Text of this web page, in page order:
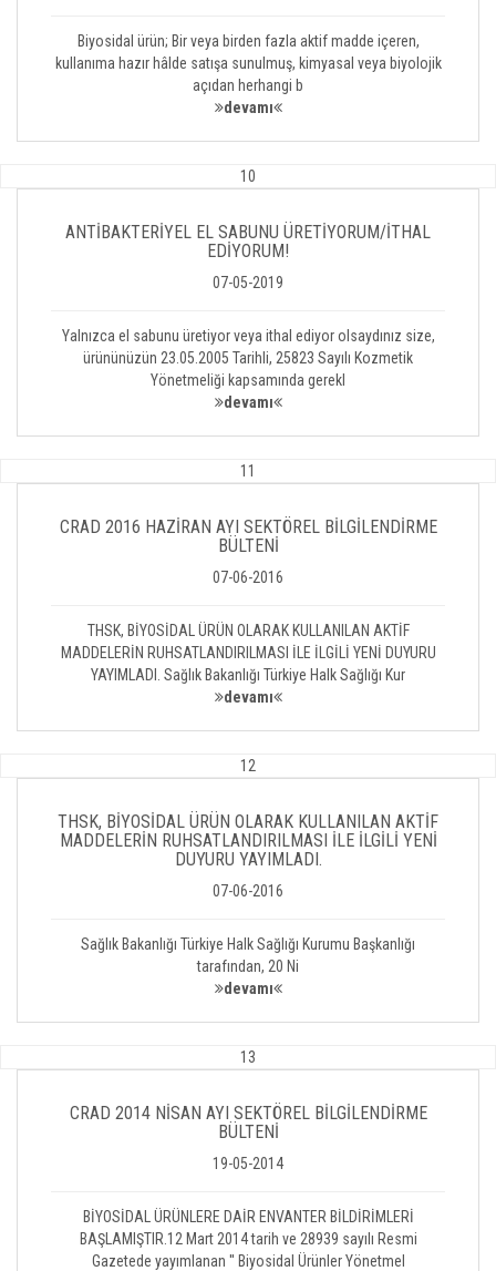
Biyosidal ürün; Bir veya birden fazla aktif madde içeren,
kullanıma hazır hâlde satışa sunulmuş, kimyasal veya biyolojik
açıdan herhangi b
devamı
10
ANTİBAKTERİYEL EL SABUNU ÜRETİYORUM/İTHAL
EDİYORUM!
07-05-2019
Yalnızca el sabunu üretiyor veya ithal ediyor olsaydınız size,
ürününüzün 23.05.2005 Tarihli, 25823 Sayılı Kozmetik
Yönetmeliği kapsamında gerekl
devamı
11
CRAD 2016 HAZİRAN AYI SEKTÖREL BİLGİLENDİRME
BÜLTENİ
07-06-2016
THSK, BİYOSİDAL ÜRÜN OLARAK KULLANILAN AKTİF
MADDELERİN RUHSATLANDIRILMASI İLE İLGİLİ YENİ DUYURU
YAYIMLADI. Sağlık Bakanlığı Türkiye Halk Sağlığı Kur
devamı
12
THSK, BİYOSİDAL ÜRÜN OLARAK KULLANILAN AKTİF
MADDELERİN RUHSATLANDIRILMASI İLE İLGİLİ YENİ
DUYURU YAYIMLADI.
07-06-2016
Sağlık Bakanlığı Türkiye Halk Sağlığı Kurumu Başkanlığı
tarafından, 20 Ni
devamı
13
CRAD 2014 NİSAN AYI SEKTÖREL BİLGİLENDİRME
BÜLTENİ
19-05-2014
BİYOSİDAL ÜRÜNLERE DAİR ENVANTER BİLDİRİMLERİ
BAŞLAMIŞTIR.12 Mart 2014 tarih ve 28939 sayılı Resmi
Gazetede yayımlanan '' Biyosidal Ürünler Yönetmel